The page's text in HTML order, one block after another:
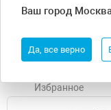
Ваш город
Да, все верно
Светильник на
Избранное